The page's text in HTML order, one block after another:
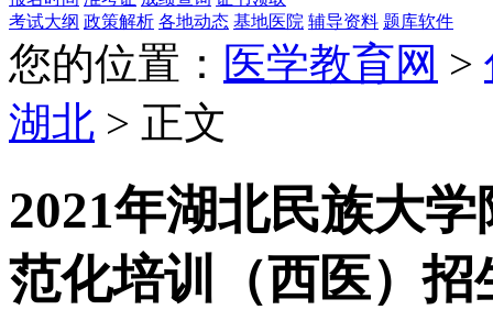
考试大纲 政策解析 各地动态 基地医院 辅导资料 题库软件
您的位置： 医学教育网 >
湖北 > 正文
2021年湖北民族大
范化培训（西医）招